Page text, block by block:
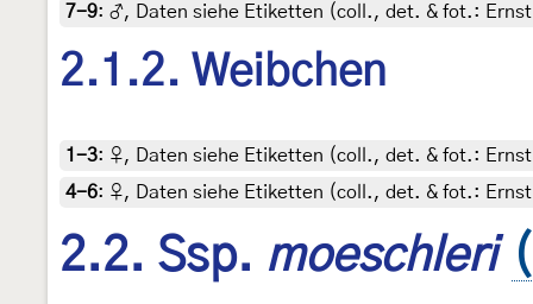
7-9: ♂, Daten siehe Etiketten (coll., det. & fot.:
2.1.2. Weibchen
1-3: ♀, Daten siehe Etiketten (coll., det. & fot.:
4-6: ♀, Daten siehe Etiketten (coll., det. & fot.:
2.2. Ssp. moeschleri